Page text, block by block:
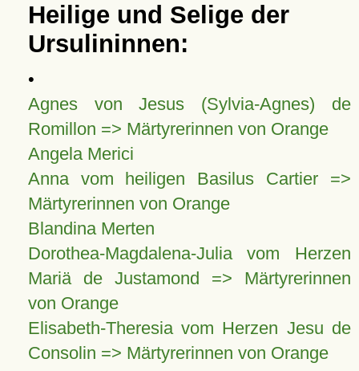
Heilige und Selige der
Ursulininnen:
•
Agnes von Jesus (Sylvia-Agnes) de
Romillon => Märtyrerinnen von Orange
Angela Merici
Anna vom heiligen Basilus Cartier =>
Märtyrerinnen von Orange
Blandina Merten
Dorothea-Magdalena-Julia vom Herzen
Mariä de Justamond => Märtyrerinnen
von Orange
Elisabeth-Theresia vom Herzen Jesu de
Consolin => Märtyrerinnen von Orange